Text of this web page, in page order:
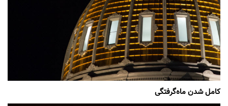
کامل شدن ماه‌گرفتگی